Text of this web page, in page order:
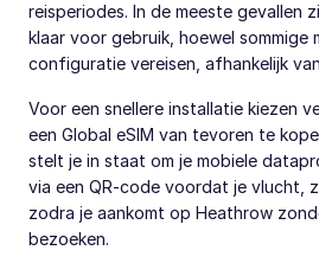
reisperiodes. In de meeste gevallen
klaar voor gebruik, hoewel sommige
configuratie vereisen, afhankelijk
Voor een snellere installatie kiezen
een Global eSIM van tevoren te
stelt je in staat om je mobiele
via een QR-code voordat je vlucht,
zodra je aankomt op Heathrow
bezoeken.